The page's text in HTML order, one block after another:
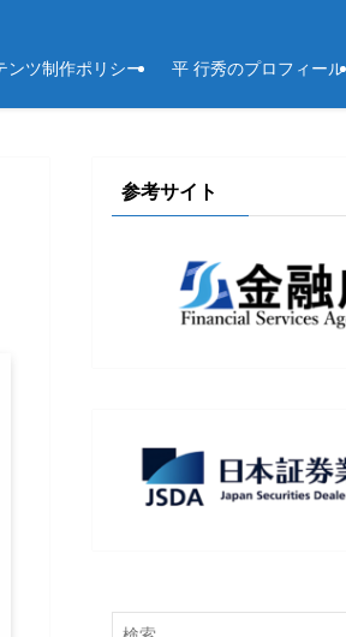
ンツ制作ポリシー 平 行秀のプロフィール
参考サイト